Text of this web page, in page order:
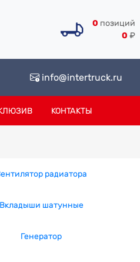
0 позиций
0 ₽
info@intertruck.ru
КОНТАКТЫ
радиатора
Вкладыши шатунные
Генератор